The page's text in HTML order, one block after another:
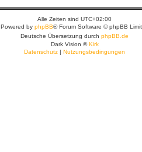
Alle Zeiten sind UTC+02:00
Powered by phpBB® Forum Software © phpBB
Deutsche Übersetzung durch phpBB.de
Dark Vision ©Kirk
Datenschutz | Nutzungsbedingungen